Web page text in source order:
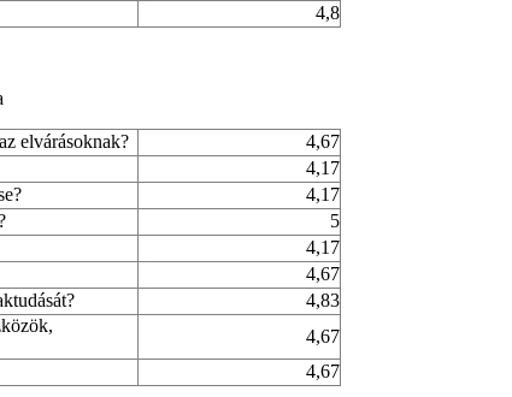
4,8
elvárásoknak?
4,67
4,17
4,17
5
4,17
4,67
4,83
4,67
4,67